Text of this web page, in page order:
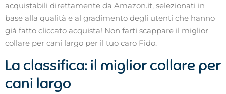
acquistabili direttamente da Amazon.it, selezionati in
base alla qualità e al gradimento degli utenti che hanno
già fatto cliccato acquista! Non farti scappare il miglior
collare per cani largo per il tuo caro Fido.
La classifica: il miglior collare per
cani largo